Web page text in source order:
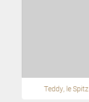
Teddy, le Spitz